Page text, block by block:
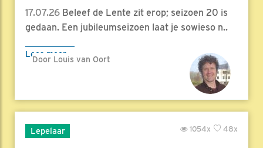
17.07.26 Beleef de Lente zit erop; seizoen 20 is
gedaan. Een jubileumseizoen laat je sowieso n..
Lees meer
Door Louis van Oort
Lepelaar 48x
1054x